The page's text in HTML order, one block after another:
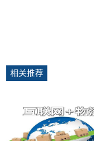
相关推荐